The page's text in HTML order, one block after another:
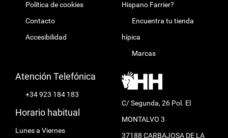
Política de cookies
Contacto
Accesibilidad
Hispano Farrier?
Encuentra tu tienda
hípica
Marcas
Atención Telefónica
+34 923 184 183
Horario habitual
Lunes a Viernes
C/ Segunda, 26 Pol. El
MONTALVO 3
37188 CARBAJOSA DE LA